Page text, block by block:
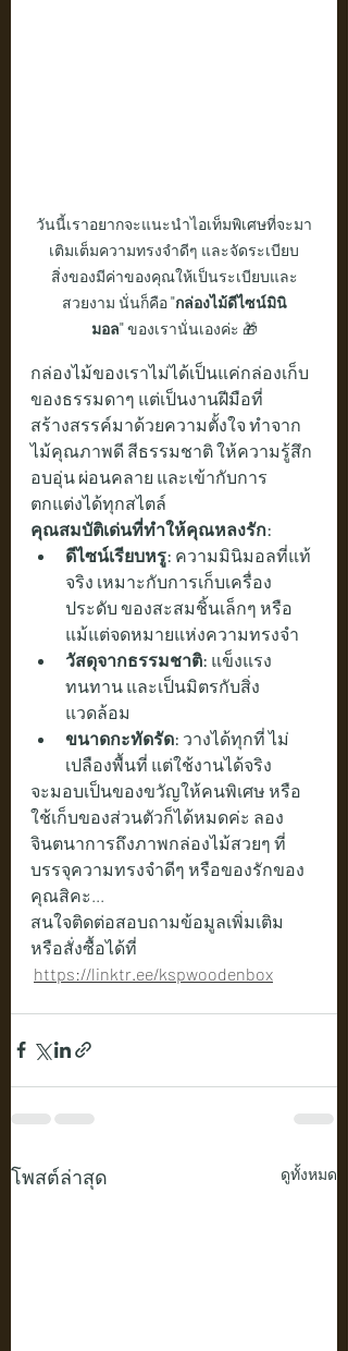
วันนี้เราอยากจะแนะนำไอเท็มพิเศษที่จะมา
เติมเต็มความทรงจำดีๆ และจัดระเบียบ
สิ่งของมีค่าของคุณให้เป็นระเบียบและ
สวยงาม นั่นก็คือ "กล่องไม้ดีไซน์มินิ
มอล" ของเรานั่นเองค่ะ 🎁
กล่องไม้ของเราไม่ได้เป็นแค่กล่องเก็บ
ของธรรมดาๆ แต่เป็นงานฝีมือที่
สร้างสรรค์มาด้วยความตั้งใจ ทำจาก
ไม้คุณภาพดี สีธรรมชาติ ให้ความรู้สึก
อบอุ่น ผ่อนคลาย และเข้ากับการ
ตกแต่งได้ทุกสไตล์
คุณสมบัติเด่นที่ทำให้คุณหลงรัก:
ดีไซน์เรียบหรู: ความมินิมอลที่แท้
จริง เหมาะกับการเก็บเครื่อง
ประดับ ของสะสมชิ้นเล็กๆ หรือ
แม้แต่จดหมายแห่งความทรงจำ
วัสดุจากธรรมชาติ: แข็งแรง
ทนทาน และเป็นมิตรกับสิ่ง
แวดล้อม
ขนาดกะทัดรัด: วางได้ทุกที่ ไม่
เปลืองพื้นที่ แต่ใช้งานได้จริง
จะมอบเป็นของขวัญให้คนพิเศษ หรือ
ใช้เก็บของส่วนตัวก็ได้หมดค่ะ ลอง
จินตนาการถึงภาพกล่องไม้สวยๆ ที่
บรรจุความทรงจำดีๆ หรือของรักของ
คุณสิคะ...
สนใจติดต่อสอบถามข้อมูลเพิ่มเติม
หรือสั่งซื้อได้ที่
https://linktr.ee/kspwoodenbox
โพสต์ล่าสุด ดูทั้งหมด